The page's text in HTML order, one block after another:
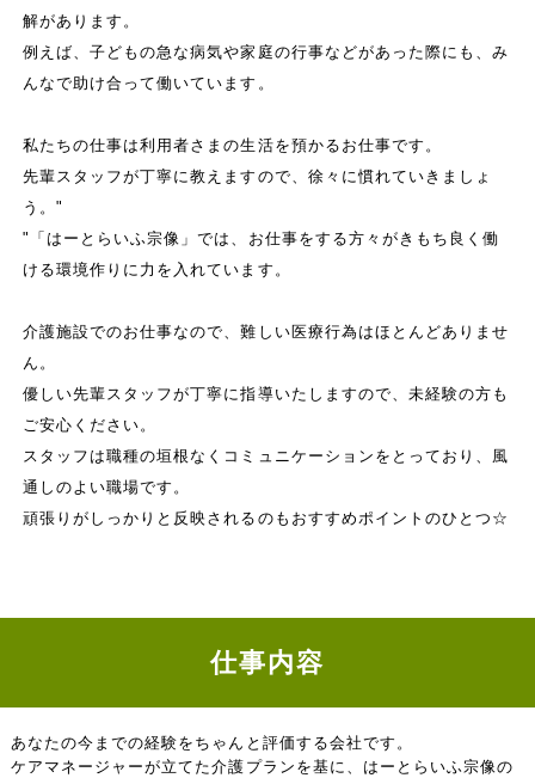
解があります。
例えば、子どもの急な病気や家庭の行事などがあった際にも、み
んなで助け合って働いています。
私たちの仕事は利用者さまの生活を預かるお仕事です。
先輩スタッフが丁寧に教えますので、徐々に慣れていきましょ
う。"
"「はーとらいふ宗像」では、お仕事をする方々がきもち良く働
ける環境作りに力を入れています。
介護施設でのお仕事なので、難しい医療行為はほとんどありませ
ん。
優しい先輩スタッフが丁寧に指導いたしますので、未経験の方も
ご安心ください。
スタッフは職種の垣根なくコミュニケーションをとっており、風
通しのよい職場です。
頑張りがしっかりと反映されるのもおすすめポイントのひとつ☆
仕事内容
あなたの今までの経験をちゃんと評価する会社です。
ケアマネージャーが立てた介護プランを基に、はーとらいふ宗像の